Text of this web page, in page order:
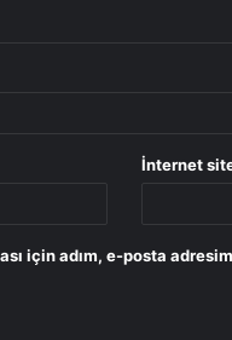
İnternet
için adım, e-posta